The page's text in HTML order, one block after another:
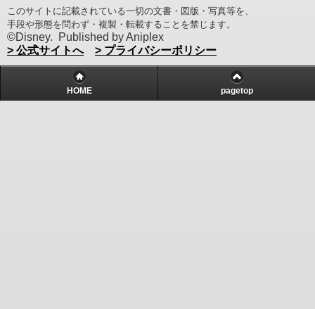
このサイトに記載されている一切の文書・図版・写真等を、
手段や形態を問わず・複製・転載することを禁じます。
©Disney. Published by Aniplex
> 公式サイトへ
> プライバシーポリシー
HOME pagetop